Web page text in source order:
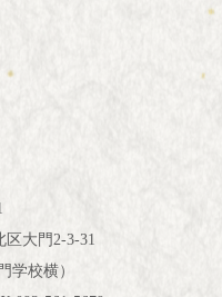
大門2-3-31
学校横）